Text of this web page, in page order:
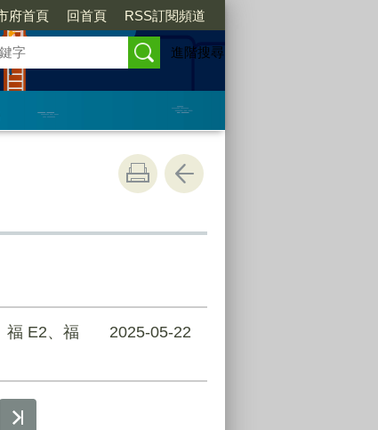
府首頁 回首頁 RSS訂閱頻道
進階搜尋
福 E2、福
2025-05-22